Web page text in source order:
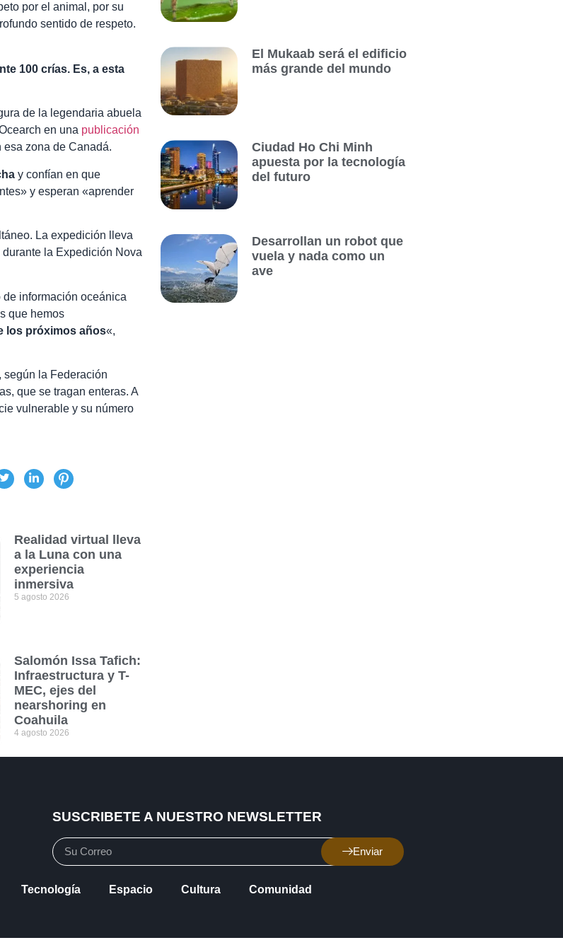
por el animal, por su
sentido de respeto.
100 crías. Es, a esta
de la legendaria abuela
en una publicación
esa zona de Canadá.
y confían en que
y esperan «aprender
La expedición lleva
la Expedición Nova
información oceánica
que hemos
los próximos años«,
según la Federación
que se tragan enteras. A
vulnerable y su número
Realidad virtual lleva
a la Luna con una
experiencia
inmersiva
5 agosto 2026
Salomón Issa Tafich:
Infraestructura y T-
MEC, ejes del
nearshoring en
Coahuila
4 agosto 2026
El Mukaab será el edificio
más grande del mundo
Ciudad Ho Chi Minh
apuesta por la tecnología
del futuro
Desarrollan un robot que
vuela y nada como un
ave
SUSCRIBETE A NUESTRO NEWSLETTER
Enviar
Tecnología Espacio Cultura Comunidad